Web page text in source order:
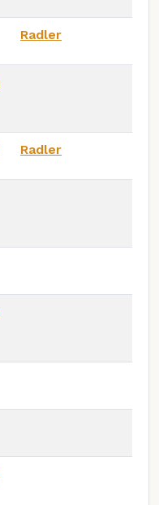
Radler
Radler